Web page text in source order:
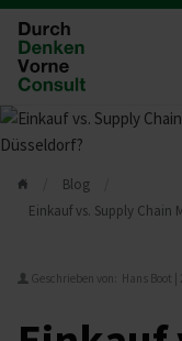
Blog
Einkauf vs. Supply Chain
Geschrieben von: Hans Boot |